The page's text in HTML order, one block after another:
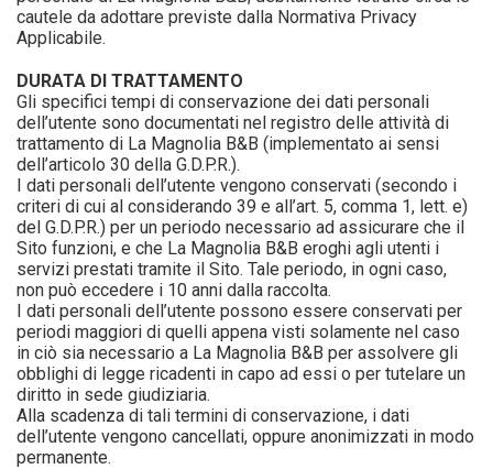
cautele da adottare previste dalla Normativa Privacy
Applicabile.
DURATA DI TRATTAMENTO
Gli specifici tempi di conservazione dei dati personali
dell’utente sono documentati nel registro delle attività di
trattamento di La Magnolia B&B (implementato ai sensi
dell’articolo 30 della G.D.P.R.).
I dati personali dell’utente vengono conservati (secondo i
criteri di cui al considerando 39 e all’art. 5, comma 1, lett. e)
del G.D.P.R.) per un periodo necessario ad assicurare che il
Sito funzioni, e che La Magnolia B&B eroghi agli utenti i
servizi prestati tramite il Sito. Tale periodo, in ogni caso,
non può eccedere i 10 anni dalla raccolta.
I dati personali dell’utente possono essere conservati per
periodi maggiori di quelli appena visti solamente nel caso
in ciò sia necessario a La Magnolia B&B per assolvere gli
obblighi di legge ricadenti in capo ad essi o per tutelare un
diritto in sede giudiziaria.
Alla scadenza di tali termini di conservazione, i dati
dell’utente vengono cancellati, oppure anonimizzati in modo
permanente.